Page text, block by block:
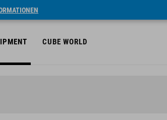
CUBE WORLD